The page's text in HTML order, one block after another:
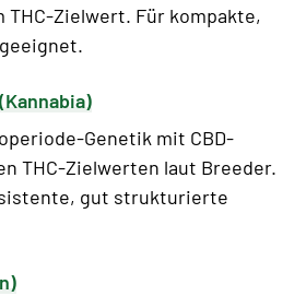
THC-Zielwert. Für kompakte,
Genetik mit CBD-
THC-Zielwerten laut Breeder.
gut strukturierte